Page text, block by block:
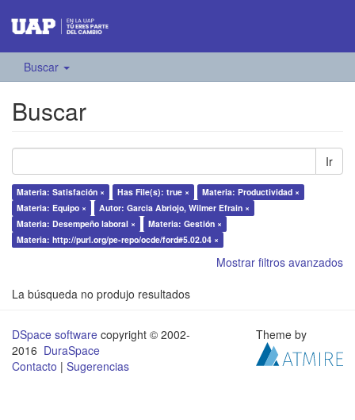
Buscar
Buscar
Ir
Materia: Satisfación × Has File(s): true ×
Materia: Productividad ×
Materia: Equipo ×
Autor: Garcia Abriojo, Wilmer Efrain ×
Materia: Desempeño laboral ×
Materia: Gestión ×
Materia: http://purl.org/pe-repo/ocde/ford#5.02.04 ×
Mostrar filtros avanzados
La búsqueda no produjo resultados
DSpace software copyright © 2002-
2016 DuraSpace
Contacto | Sugerencias
Theme by